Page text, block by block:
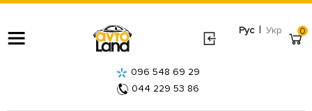
Рус | Укр
096 548 69 29
044 229 53 86
0